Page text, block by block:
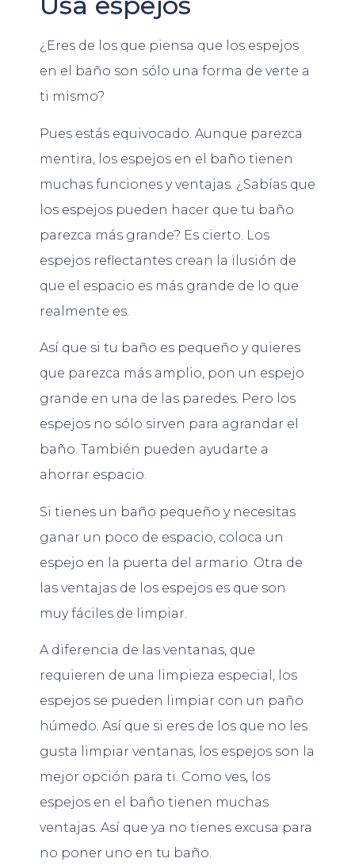
¿Eres de los que piensa que los espejos
en el baño son sólo una forma de verte a
ti mismo?
Pues estás equivocado. Aunque parezca
mentira, los espejos en el baño tienen
muchas funciones y ventajas. ¿Sabías que
los espejos pueden hacer que tu baño
parezca más grande? Es cierto. Los
espejos reflectantes crean la ilusión de
que el espacio es más grande de lo que
realmente es.
Así que si tu baño es pequeño y quieres
que parezca más amplio, pon un espejo
grande en una de las paredes. Pero los
espejos no sólo sirven para agrandar el
baño. También pueden ayudarte a
ahorrar espacio.
Si tienes un baño pequeño y necesitas
ganar un poco de espacio, coloca un
espejo en la puerta del armario. Otra de
las ventajas de los espejos es que son
muy fáciles de limpiar.
A diferencia de las ventanas, que
requieren de una limpieza especial, los
espejos se pueden limpiar con un paño
húmedo. Así que si eres de los que no les
gusta limpiar ventanas, los espejos son la
mejor opción para ti. Como ves, los
espejos en el baño tienen muchas
ventajas. Así que ya no tienes excusa para
no poner uno en tu baño.